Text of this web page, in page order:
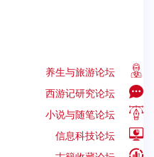
养生与旅游论坛
西游记研究论坛
小说与随笔论坛
信息科技论坛